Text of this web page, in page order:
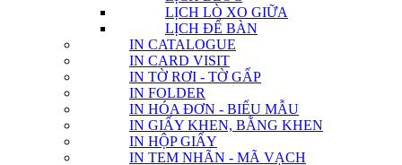
LỊCH LÒ XO GIỮA
LỊCH ĐỂ BÀN
IN CATALOGUE
IN CARD VISIT
IN TỜ RƠI - TỜ GẤP
IN FOLDER
IN HÓA ĐƠN - BIỂU MẪU
IN GIẤY KHEN, BẰNG KHEN
IN HỘP GIẤY
IN TEM NHÃN - MÃ VẠCH